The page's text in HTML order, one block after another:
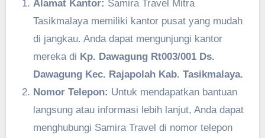
Alamat Kantor: Samira Travel Mitra
Tasikmalaya memiliki kantor pusat yang mudah
di jangkau. Anda dapat mengunjungi kantor
mereka di Kp. Dawagung Rt003/001 Ds.
Dawagung Kec. Rajapolah Kab. Tasikmalaya.
Nomor Telepon: Untuk mendapatkan bantuan
langsung atau informasi lebih lanjut, Anda dapat
menghubungi Samira Travel di nomor telepon